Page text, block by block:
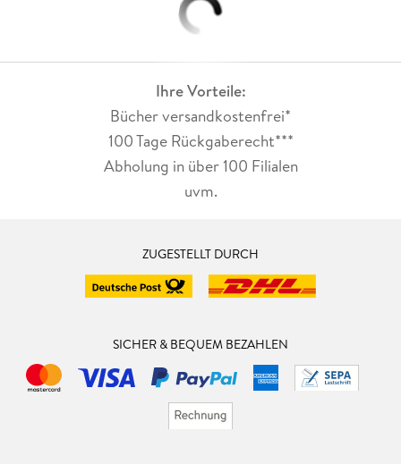
Ihre Vorteile:
Bücher versandkostenfrei*
100 Tage Rückgaberecht***
Abholung in über 100 Filialen
uvm.
ZUGESTELLT DURCH
SICHER & BEQUEM BEZAHLEN